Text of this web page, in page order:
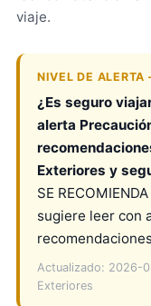
viaje.
NIVEL DE ALERTA
¿Es seguro
alerta
Exteriores y
SE
sugiere leer con
Actualizado: 2026-
Exteriores